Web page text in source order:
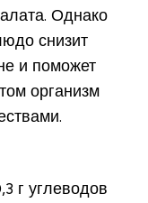
Однако
снизит
и поможет
организм
г углеводов